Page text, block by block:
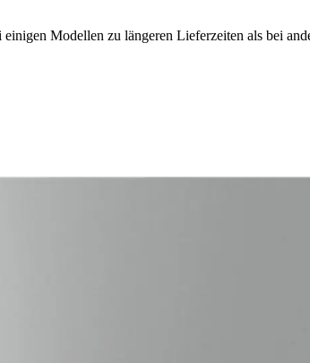
Modellen zu längeren Lieferzeiten als bei